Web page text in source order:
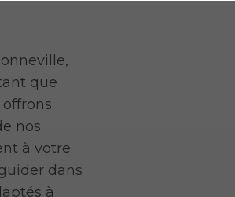
que
nos
à votre
dans
à